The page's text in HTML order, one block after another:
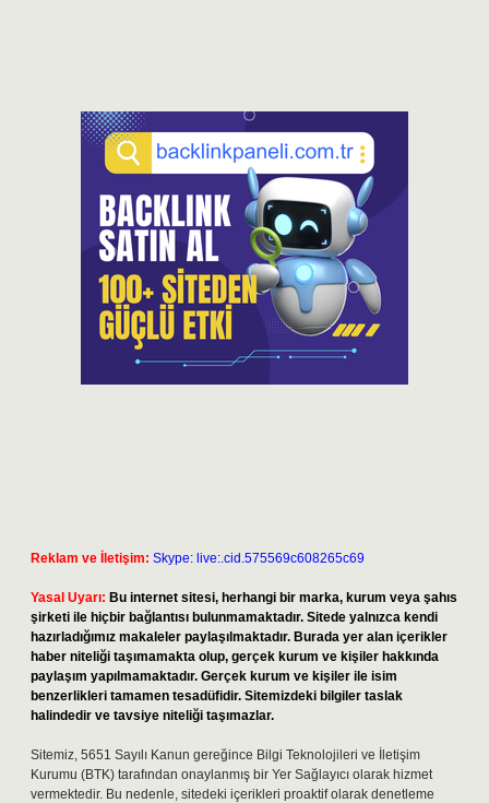
Reklam ve İletişim: Skype: live:.cid.575569c608265c69
Yasal Uyarı: Bu internet sitesi, herhangi bir marka, kurum veya şahıs
şirketi ile hiçbir bağlantısı bulunmamaktadır. Sitede yalnızca kendi
hazırladığımız makaleler paylaşılmaktadır. Burada yer alan içerikler
haber niteliği taşımamakta olup, gerçek kurum ve kişiler hakkında
paylaşım yapılmamaktadır. Gerçek kurum ve kişiler ile isim
benzerlikleri tamamen tesadüfidir. Sitemizdeki bilgiler taslak
halindedir ve tavsiye niteliği taşımazlar.
Sitemiz, 5651 Sayılı Kanun gereğince Bilgi Teknolojileri ve İletişim
Kurumu (BTK) tarafından onaylanmış bir Yer Sağlayıcı olarak hizmet
vermektedir. Bu nedenle, sitedeki içerikleri proaktif olarak denetleme